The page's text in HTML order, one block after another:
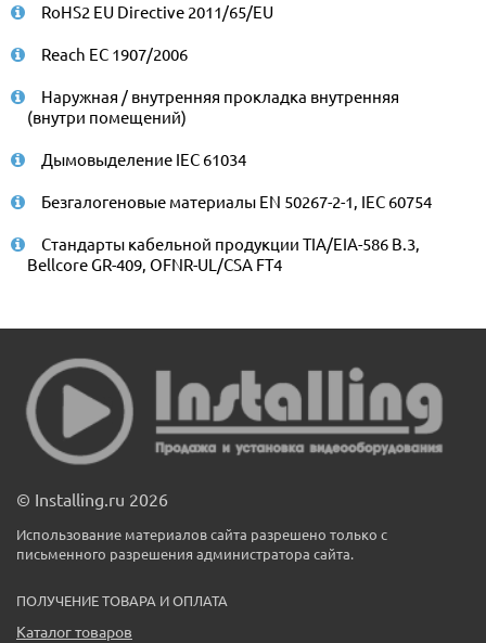
RoHS2 EU Directive 2011/65/EU
Reach EC 1907/2006
Наружная / внутренняя прокладка внутренняя
(внутри помещений)
Дымовыделение IEC 61034
Безгалогеновые материалы EN 50267-2-1, IEC 60754
Стандарты кабельной продукции TIA/EIA-586 B.3,
Bellcore GR-409, OFNR-UL/CSA FT4
© Installing.ru 2026
Использование материалов сайта разрешено только с
письменного разрешения администратора сайта.
ПОЛУЧЕНИЕ ТОВАРА И ОПЛАТА
Каталог товаров